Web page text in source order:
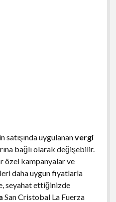
satışında uygulananvergi
bağlı olarak değişebilir.
özel kampanyalar ve
daha uygun fiyatlarla
seyahat ettiğinizde
San Cristobal La Fuerza